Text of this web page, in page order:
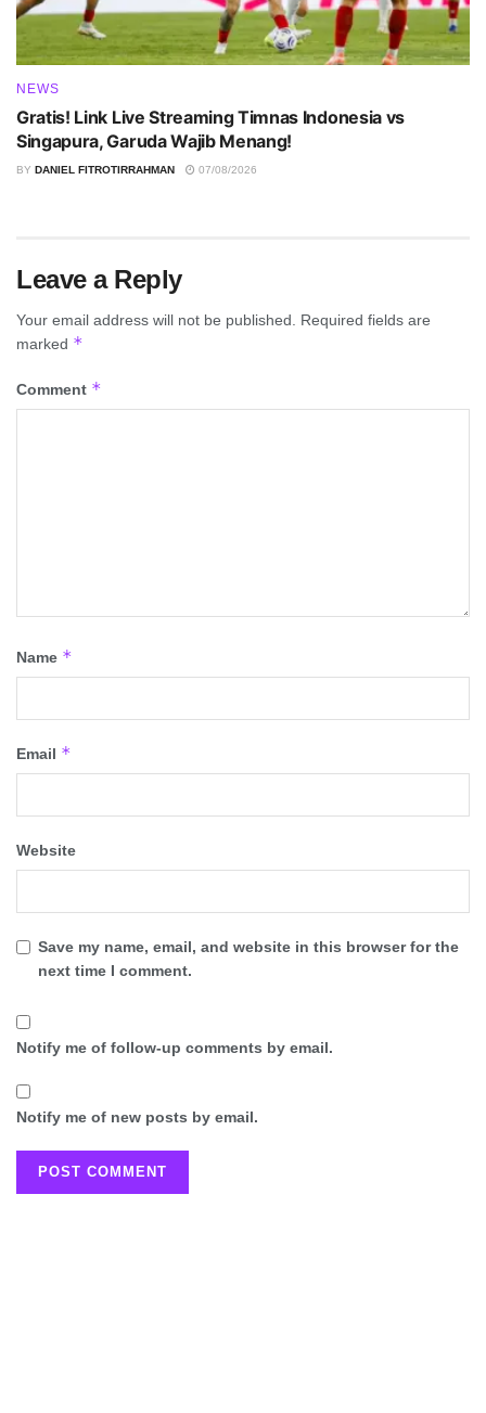
NEWS
Gratis! Link Live Streaming Timnas Indonesia vs
Singapura, Garuda Wajib Menang!
BY DANIEL FITROTIRRAHMAN 07/08/2026
Leave a Reply
Your email address will not be published.
Required fields are
marked *
Comment *
Name *
Email *
Website
Save my name, email, and website in this browser for the
next time I comment.
Notify me of follow-up comments by email.
Notify me of new posts by email.